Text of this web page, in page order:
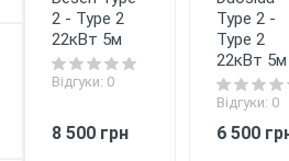
2 - Type 2
22кВт 5м
Відгуки: 0
8 500 грн
Type 2 -
Type 2
22кВт 5м
Відгуки: 0
6 500